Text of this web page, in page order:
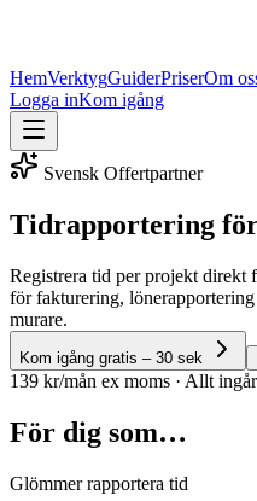
HemVerktygGuiderPriserOm
Logga inKom igång
Svensk Offertpartner
Tidrapportering
Registrera tid per projekt
för fakturering,
murare.
Kom igång gratis – 30 sek
139 kr/mån ex moms · Allt
För dig som…
Glömmer rapportera tid